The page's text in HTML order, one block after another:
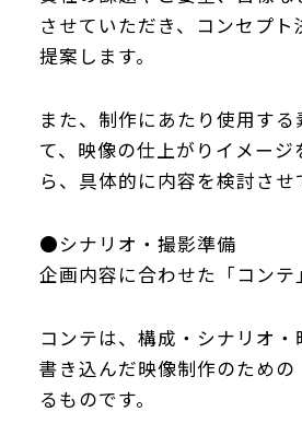
させていただき、コンセプト
提案します。
また、制作にあたり使用する
て、映像の仕上がりイメージ
ら、具体的に内容を検討させ
●シナリオ・撮影準備
企画内容に合わせた「コンテ
コンテは、構成・シナリオ・
書き込んだ映像制作のための
るものです。